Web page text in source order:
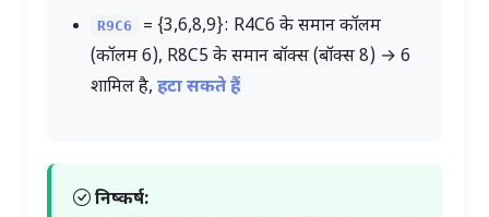
R9C6
= {3,6,8,9}: R4C6 के समान कॉलम
(कॉलम 6), R8C5 के समान बॉक्स (बॉक्स 8) → 6
शामिल है, हटा सकते हैं
निष्कर्ष: